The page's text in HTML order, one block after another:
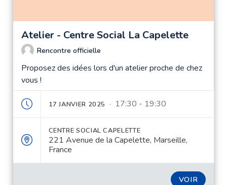
Atelier - Centre Social La Capelette
Rencontre officielle
Proposez des idées lors d'un atelier proche de chez
vous !
17 JANVIER 2025 · 17:30 - 19:30
CENTRE SOCIAL CAPELETTE
221 Avenue de la Capelette, Marseille,
France
VOIR